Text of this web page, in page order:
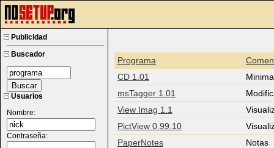
Publicidad
Buscador
Usuarios
Nombre:
Contraseña:
Programa
CD 1.01
msTagger 1.01
View Imag 1.1
PictView 0.99.10
PaperNotes
Notas